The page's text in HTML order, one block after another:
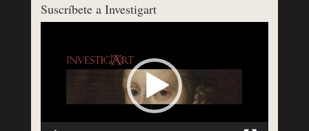
Suscríbete a Investigart